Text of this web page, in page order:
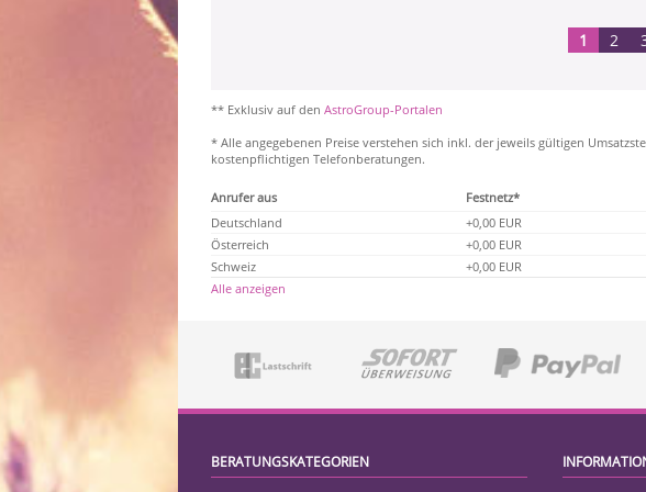
1 2
** Exklusiv auf den AstroGroup-Portalen
* Alle angegebenen Preise verstehen sich inkl. der jeweils gültigen
kostenpflichtigen Telefonberatungen.
Anrufer aus Festnetz*
Deutschland
+0,00 EUR
Österreich
+0,00 EUR
Schweiz
+0,00 EUR
Alle anzeigen
BERATUNGSKATEGORIEN